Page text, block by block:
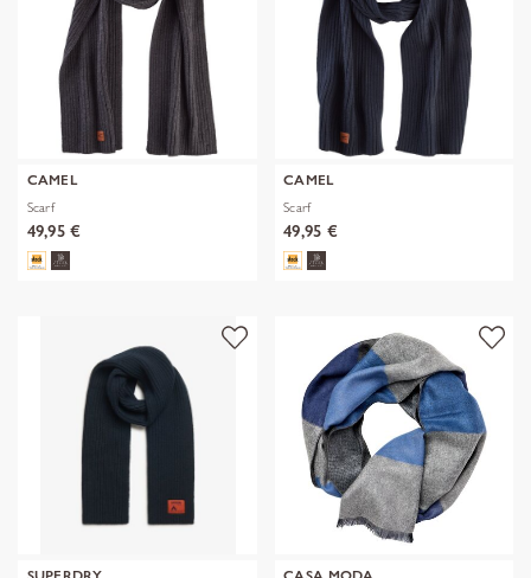
CAMEL
Scarf
49,95 €
CAMEL
Scarf
49,95 €